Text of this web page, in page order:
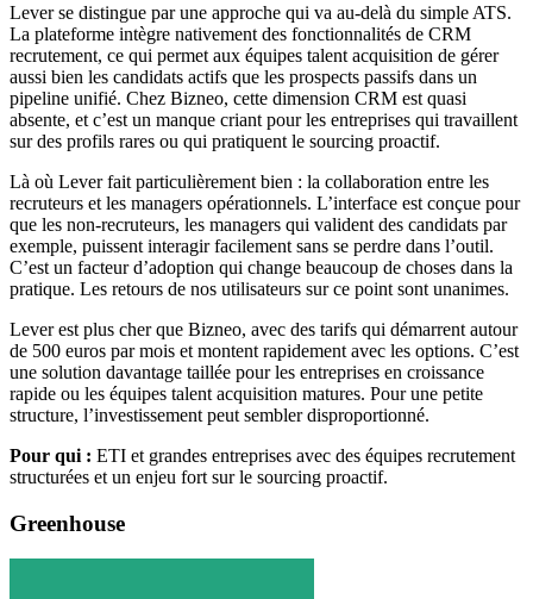
Lever se distingue par une approche qui va au-delà du simple ATS.
La plateforme intègre nativement des fonctionnalités de CRM
recrutement, ce qui permet aux équipes talent acquisition de gérer
aussi bien les candidats actifs que les prospects passifs dans un
pipeline unifié. Chez Bizneo, cette dimension CRM est quasi
absente, et c’est un manque criant pour les entreprises qui travaillent
sur des profils rares ou qui pratiquent le sourcing proactif.
Là où Lever fait particulièrement bien : la collaboration entre les
recruteurs et les managers opérationnels. L’interface est conçue pour
que les non-recruteurs, les managers qui valident des candidats par
exemple, puissent interagir facilement sans se perdre dans l’outil.
C’est un facteur d’adoption qui change beaucoup de choses dans la
pratique. Les retours de nos utilisateurs sur ce point sont unanimes.
Lever est plus cher que Bizneo, avec des tarifs qui démarrent autour
de 500 euros par mois et montent rapidement avec les options. C’est
une solution davantage taillée pour les entreprises en croissance
rapide ou les équipes talent acquisition matures. Pour une petite
structure, l’investissement peut sembler disproportionné.
Pour qui : ETI et grandes entreprises avec des équipes recrutement
structurées et un enjeu fort sur le sourcing proactif.
Greenhouse